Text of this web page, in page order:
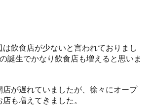
飲食店が少ないと言われておりまし
誕生でかなり飲食店も増えると思いま
店が遅れていましたが、徐々にオープ
も増えてきました。